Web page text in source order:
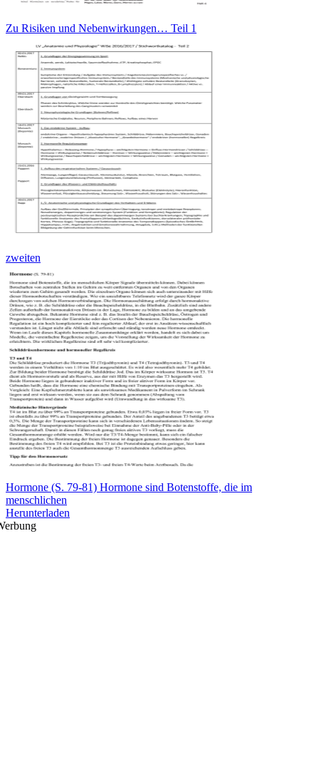
Zu Risiken und Nebenwirkungen… Teil 1
zweiten
Hormone (S. 79-81) Hormone sind Botenstoffe, die im
menschlichen
Herunterladen